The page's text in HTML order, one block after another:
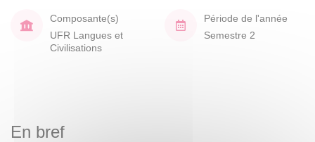
Composante(s)
UFR Langues et
Civilisations
Période de l'année
Semestre 2
En bref